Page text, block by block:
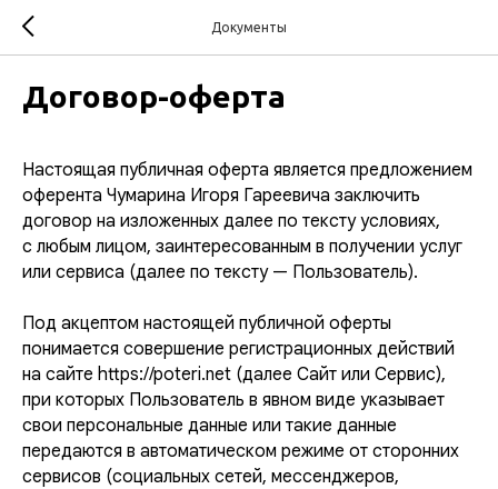
Документы
Договор-оферта
Настоящая публичная оферта является предложением
оферента Чумарина Игоря Гареевича заключить
договор на изложенных далее по тексту условиях,
с любым лицом, заинтересованным в получении услуг
или сервиса (далее по тексту — Пользователь).
Под акцептом настоящей публичной оферты
понимается совершение регистрационных действий
на сайте https://poteri.net (далее Сайт или Сервис),
при которых Пользователь в явном виде указывает
свои персональные данные или такие данные
передаются в автоматическом режиме от сторонних
сервисов (социальных сетей, мессенджеров,